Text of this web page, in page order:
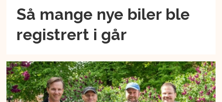
Så mange nye biler ble
registrert i går